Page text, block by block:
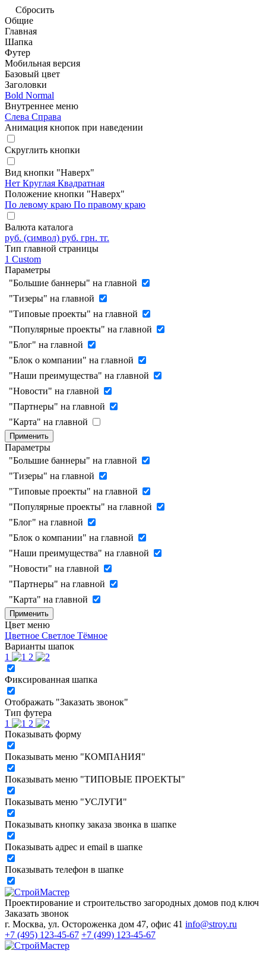
Сбросить
Общие
Главная
Шапка
Футер
Мобильная версия
Базовый цвет
Заголовки
Bold Normal
Внутреннее меню
Слева Справа
Анимация кнопок при наведении
Скруглить кнопки
Вид кнопки "Наверх"
Нет Круглая Квадратная
Положение кнопки "Наверх"
По левому краю По правому краю
Валюта каталога
руб. (символ) руб. грн. тг.
Тип главной страницы
1 Custom
Параметры
"Большие баннеры" на главной
"Тизеры" на главной
"Типовые проекты" на главной
"Популярные проекты" на главной
"Блог" на главной
"Блок о компании" на главной
"Наши преимущества" на главной
"Новости" на главной
"Партнеры" на главной
"Карта" на главной
Применить
Параметры
"Большие баннеры" на главной
"Тизеры" на главной
"Типовые проекты" на главной
"Популярные проекты" на главной
"Блог" на главной
"Блок о компании" на главной
"Наши преимущества" на главной
"Новости" на главной
"Партнеры" на главной
"Карта" на главной
Применить
Цвет меню
Цветное Светлое Тёмное
Варианты шапок
1
2
Фиксированная шапка
Отображать "Заказать звонок"
Тип футера
1
2
Показывать форму
Показывать меню "КОМПАНИЯ"
Показывать меню "ТИПОВЫЕ ПРОЕКТЫ"
Показывать меню "УСЛУГИ"
Показывать кнопку заказа звонка в шапке
Показывать адрес и email в шапке
Показывать телефон в шапке
Проектирование и строительство загородных домов под ключ
Заказать звонок
г. Москва, ул. Остороженка дом 47, офис 41 info@stroy.ru
+7 (495) 123-45-67 +7 (499) 123-45-67